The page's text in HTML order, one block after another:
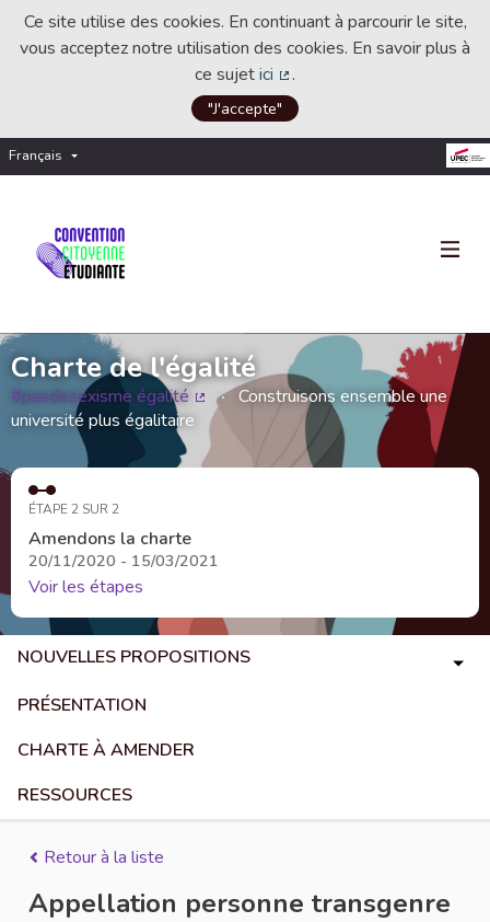
Ce site utilise des cookies. En continuant à parcourir le site,
vous acceptez notre utilisation des cookies. En savoir plus à
ce sujetici
(Lien externe)
.
"J'accepte"
Français Choisir la langue
Charte de l'égalité
#pasdesexisme égalité
(Lien externe)
Construisons ensemble une
université plus égalitaire
ÉTAPE 2 SUR 2
Amendons la charte
20/11/2020 - 15/03/2021
Voir les étapes
NOUVELLES PROPOSITIONS
PRÉSENTATION
CHARTE À AMENDER
RESSOURCES
Retour à la liste
Appellation personne transgenre